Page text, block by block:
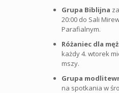
Grupa Biblijna
20:00 do Sali
Parafialnym.
Różaniec dla
każdy 4. wtorek
mszy.
Grupa
na spotkania w